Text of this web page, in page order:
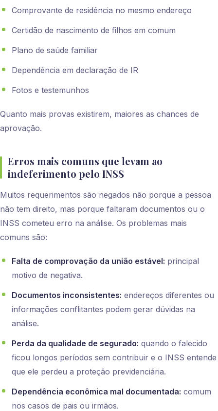
Comprovante de residência no mesmo endereço
Certidão de nascimento de filhos em comum
Plano de saúde familiar
Dependência em declaração de IR
Fotos e testemunhos
Quanto mais provas existirem, maiores as chances de
aprovação.
Erros mais comuns que levam ao
indeferimento pelo INSS
Muitos requerimentos são negados não porque a pessoa
não tem direito, mas porque faltaram documentos ou o
INSS cometeu erro na análise. Os problemas mais
comuns são:
Falta de comprovação da união estável: principal
motivo de negativa.
Documentos inconsistentes: endereços diferentes ou
informações conflitantes podem gerar dúvidas na
análise.
Perda da qualidade de segurado: quando o falecido
ficou longos períodos sem contribuir e o INSS entende
que ele perdeu a proteção previdenciária.
Dependência econômica mal documentada: comum
nos casos de pais ou irmãos.